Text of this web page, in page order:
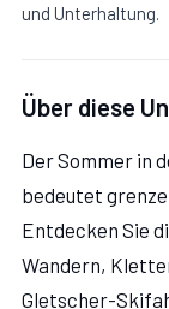
und Unterhaltung.
Über diese
Der Sommer in
bedeutet
Entdecken Sie
Wandern,
Gletscher-